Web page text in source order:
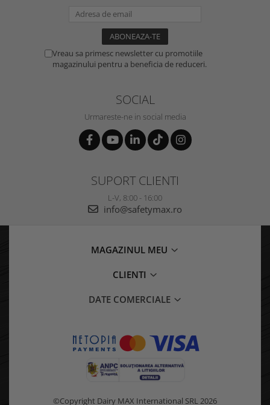
Vreau sa primesc newsletter cu promotiile
magazinului pentru a beneficia de reduceri.
SOCIAL
Urmareste-ne in social media
SUPORT CLIENTI
L-V, 8:00 - 16:00
info@safetymax.ro
MAGAZINUL MEU
CLIENTI
DATE COMERCIALE
©Copyright Dairy MAX International SRL 2026